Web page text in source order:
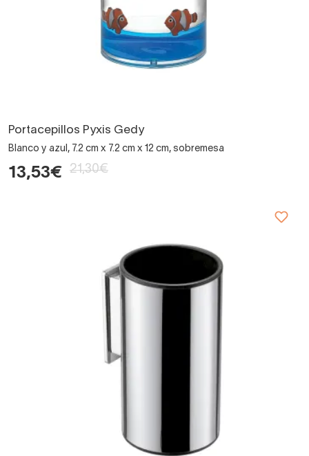
Portacepillos Pyxis Gedy
Blanco y azul, 7.2 cm x 7.2 cm x 12 cm, sobremesa
13,53€ 21,30€